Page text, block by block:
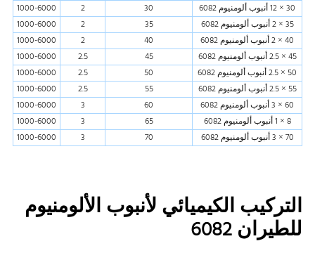
30 × 12 أنبوب ألومنيوم 6082
30
2
1000-6000
35 × 2 أنبوب ألومنيوم 6082
35
2
1000-6000
40 × 2 أنبوب ألومنيوم 6082
40
2
1000-6000
45 × 2.5 أنبوب ألومنيوم 6082
45
2.5
1000-6000
50 × 2.5 أنبوب ألومنيوم 6082
50
2.5
1000-6000
55 × 2.5 أنبوب ألومنيوم 6082
55
2.5
1000-6000
60 × 3 أنبوب ألومنيوم 6082
60
3
1000-6000
8 × 1 أنبوب ألومنيوم 6082
65
3
1000-6000
70 × 3 أنبوب ألومنيوم 6082
70
3
1000-6000
التركيب الكيميائي لأنبوب الألومنيوم
للطيران 6082